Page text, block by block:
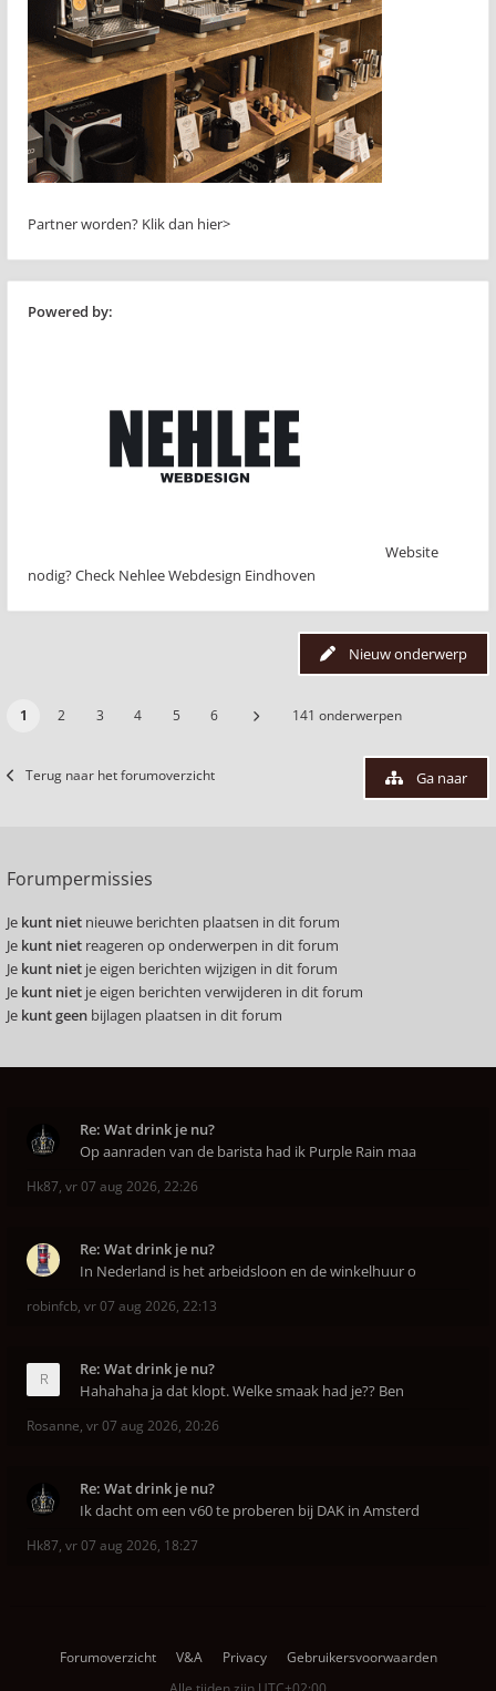
Partner worden? Klik dan hier>
Powered by:
Website
nodig? Check Nehlee Webdesign Eindhoven
Nieuw onderwerp
1 2 3 4 5 6 141 onderwerpen
Terug naar het forumoverzicht Ga naar
Forumpermissies
Je kunt niet nieuwe berichten plaatsen in dit forum
Je kunt niet reageren op onderwerpen in dit forum
Je kunt niet je eigen berichten wijzigen in dit forum
Je kunt niet je eigen berichten verwijderen in dit forum
Je kunt geen bijlagen plaatsen in dit forum
Re: Wat drink je nu?
Op aanraden van de barista had ik Purple Rain maa
Hk87, vr 07 aug 2026, 22:26
Re: Wat drink je nu?
In Nederland is het arbeidsloon en de winkelhuur o
robinfcb, vr 07 aug 2026, 22:13
Re: Wat drink je nu?
Hahahaha ja dat klopt. Welke smaak had je?? Ben
Rosanne, vr 07 aug 2026, 20:26
Re: Wat drink je nu?
Ik dacht om een v60 te proberen bij DAK in Amsterd
Hk87, vr 07 aug 2026, 18:27
Forumoverzicht V&A Privacy
Gebruikersvoorwaarden